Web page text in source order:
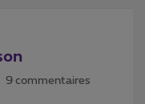
9 commentaires